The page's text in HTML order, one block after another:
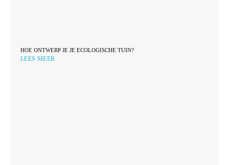
HOE ONTWERP JE JE ECOLOGISCHE TUIN?
LEES MEER